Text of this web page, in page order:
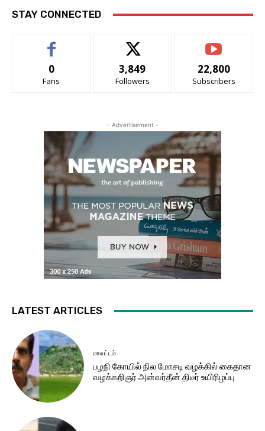
STAY CONNECTED
0
Fans
3,849
Followers
22,800
Subscribers
- Advertisement -
LATEST ARTICLES
மாவட்டம்
பழநி கோயில் நில மோசடி வழக்கில் கைதான
வழக்கறிஞர் அன்வர்தீன் திடீர் உயிரிழப்பு